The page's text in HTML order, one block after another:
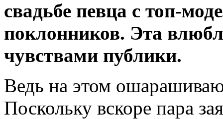
свадьбе певца с топ-
поклонников. Эта
чувствами публики.
Ведь на этом
Поскольку вскоре пара